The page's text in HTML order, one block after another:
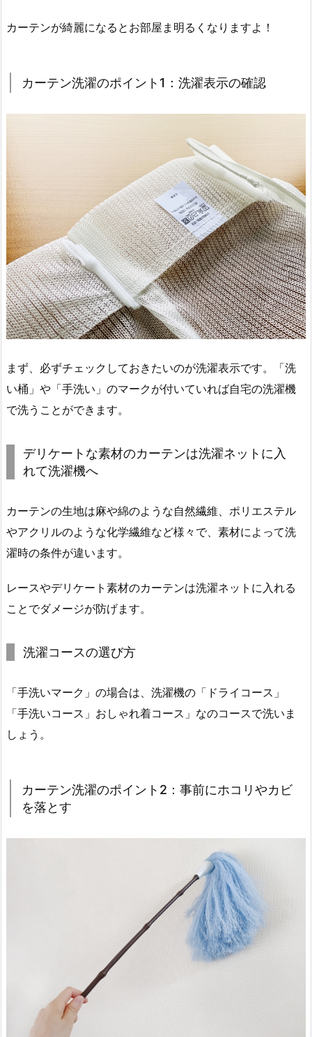
カーテンが綺麗になるとお部屋ま明るくなりますよ！
カーテン洗濯のポイント1：洗濯表示の確認
まず、必ずチェックしておきたいのが洗濯表示です。「洗
い桶」や「手洗い」のマークが付いていれば自宅の洗濯機
で洗うことができます。
デリケートな素材のカーテンは洗濯ネットに入
れて洗濯機へ
カーテンの生地は麻や綿のような自然繊維、ポリエステル
やアクリルのような化学繊維など様々で、素材によって洗
濯時の条件が違います。
レースやデリケート素材のカーテンは洗濯ネットに入れる
ことでダメージが防げます。
洗濯コースの選び方
「手洗いマーク」の場合は、洗濯機の「ドライコース」
「手洗いコース」おしゃれ着コース」なのコースで洗いま
しょう。
カーテン洗濯のポイント2：事前にホコリやカビ
を落とす